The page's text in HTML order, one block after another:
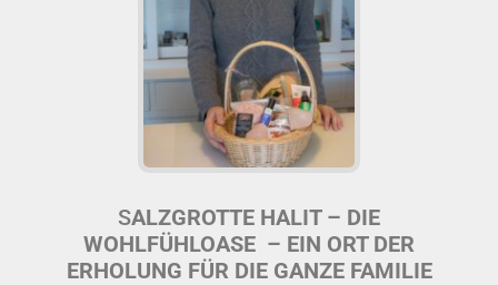
SALZGROTTE HALIT – DIE
WOHLFÜHLOASE – EIN ORT DER
ERHOLUNG FÜR DIE GANZE FAMILIE